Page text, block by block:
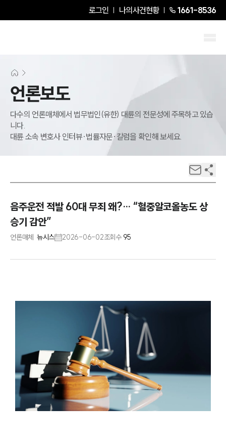
로그인 나의사건현황 1661-8536
언론보도
다수의 언론매체에서 법무법인(유한) 대륜의 전문성에 주목하고 있습
니다.
대륜 소속 변호사 인터뷰·법률자문·칼럼을 확인해 보세요.
음주운전 적발 60대 무죄 왜?… “혈중알코올농도 상
승기 감안”
언론매체 뉴시스 2026-06-02조회수 95